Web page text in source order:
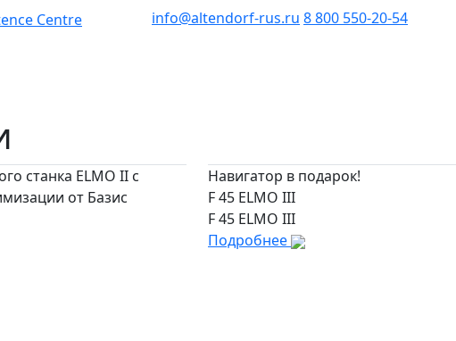
info@altendorf-rus.ru 8 800 550-20-54
станка ELMO II c
от Базис
Навигатор в подарок!
F 45 ELMO III
F 45 ELMO III
Подробнее